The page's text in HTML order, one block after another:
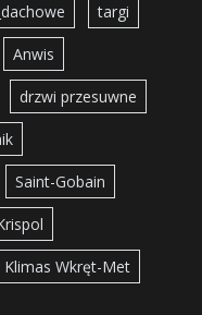
targi
Anwis
drzwi przesuwne
Saint-Gobain
Klimas Wkręt-Met